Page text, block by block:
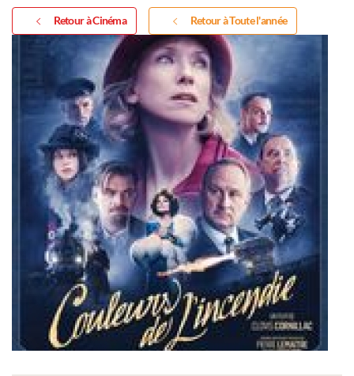
Retour à Cinéma Retour à Toute l'année